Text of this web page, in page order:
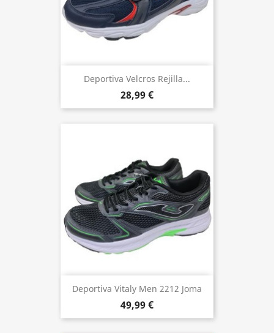
Deportiva Velcros Rejilla...
28,99 €
Deportiva Vitaly Men 2212 Joma
49,99 €